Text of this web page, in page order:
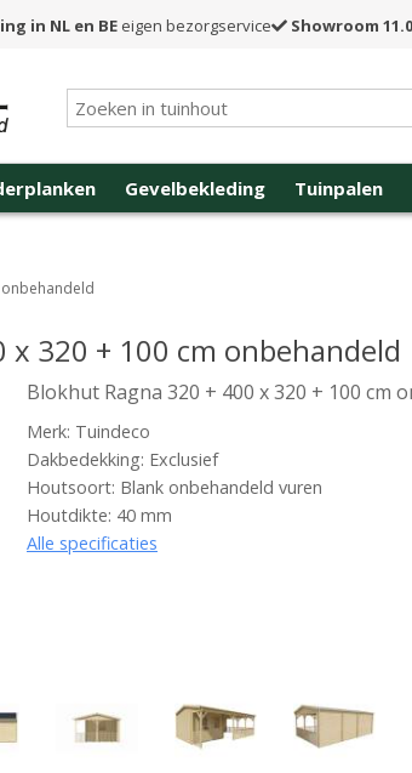
in NL en BE eigen bezorgservice Showroom
Gevelbekleding Tuinpalen
onbehandeld
320 + 100 cm onbehandeld
Blokhut Ragna 320 + 400 x 320 + 100 cm
Merk: Tuindeco
Dakbedekking: Exclusief
Houtsoort: Blank onbehandeld vuren
Houtdikte: 40 mm
Alle specificaties